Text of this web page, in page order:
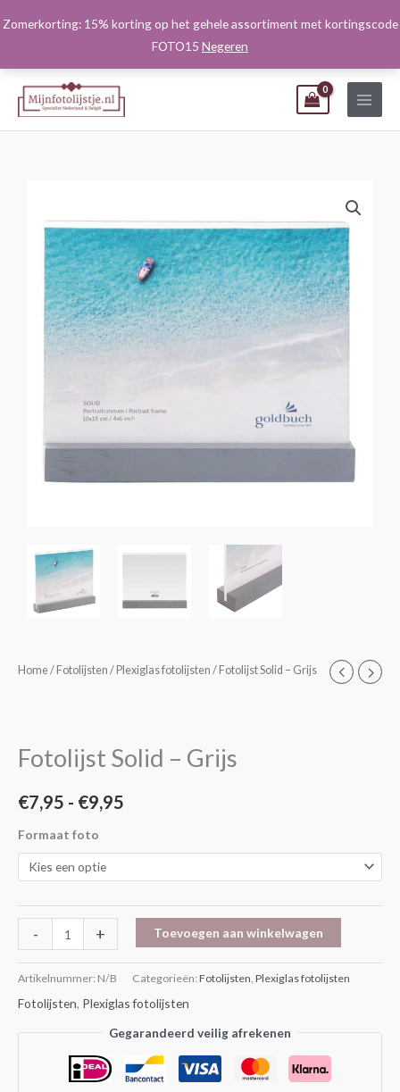
Zomerkorting: 15% korting op het gehele assortiment met kortingscode
FOTO15 Negeren
naar
Home/ Fotolijsten / Plexiglas fotolijsten / Fotolijst Solid – Grijs
Fotolijst Solid – Grijs
€7,95 - €9,95
Prijsklasse:
tot
Formaat foto
-
Fotolijst
aantal
+ Toevoegen aan winkelwagen
Artikelnummer: N/B Categorieën: Fotolijsten, Plexiglas fotolijsten
Fotolijsten, Plexiglas fotolijsten
Gegarandeerd veilig afrekenen